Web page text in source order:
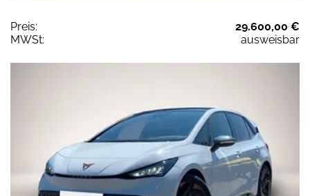
Preis:
29.600,00 €
MWSt:
ausweisbar